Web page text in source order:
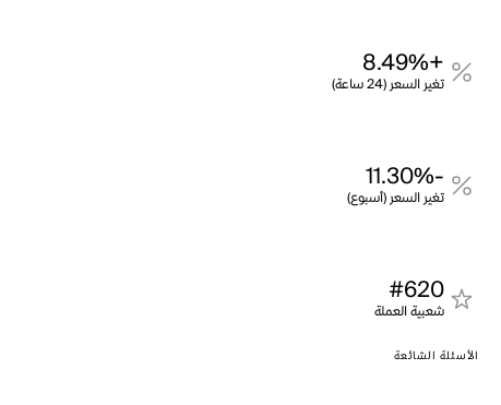
+8.49%
تغير السعر (24 ساعة)
-11.30%
تغير السعر (أسبوع)
#620
شعبية العملة
الأسئلة الشائعة